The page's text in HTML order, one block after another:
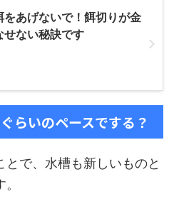
をあげないで！餌切りが金
せない秘訣です
らいのペースでする？
で、水槽も新しいものと